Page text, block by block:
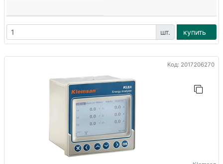
шт. купить
Код: 2017206270